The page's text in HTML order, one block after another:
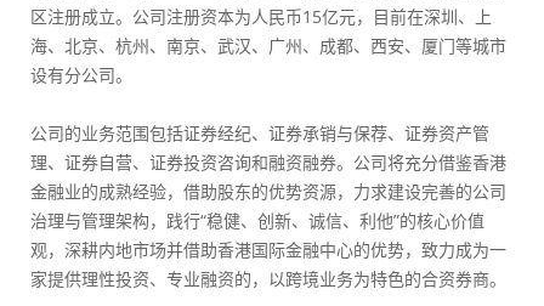
区注册成立。公司注册资本为人民币15亿元，目前在深圳、上
海、北京、杭州、南京、武汉、广州、成都、西安、厦门等城市
设有分公司。
公司的业务范围包括证券经纪、证券承销与保荐、证券资产管
理、证券自营、证券投资咨询和融资融券。公司将充分借鉴香港
金融业的成熟经验，借助股东的优势资源，力求建设完善的公司
治理与管理架构，践行“稳健、创新、诚信、利他”的核心价值
观，深耕内地市场并借助香港国际金融中心的优势，致力成为一
家提供理性投资、专业融资的，以跨境业务为特色的合资券商。